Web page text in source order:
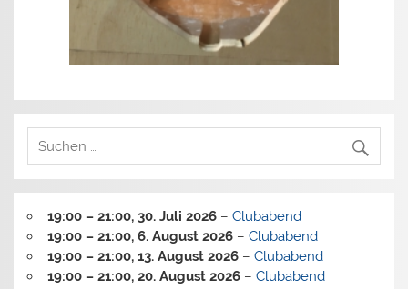
19:00 – 21:00, 30. Juli 2026– Clubabend
19:00 – 21:00, 6. August 2026– Clubabend
19:00 – 21:00, 13. August 2026– Clubabend
19:00 – 21:00, 20. August 2026– Clubabend